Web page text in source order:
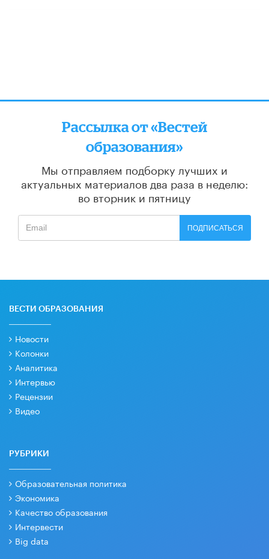
Рассылка от «Вестей
образования»
Мы отправляем подборку лучших и
актуальных материалов два раза в неделю:
во вторник и пятницу
ПОДПИСАТЬСЯ
ВЕСТИ ОБРАЗОВАНИЯ
Новости
Колонки
Аналитика
Интервью
Рецензии
Видео
РУБРИКИ
Образовательная политика
Экономика
Качество образования
Интервести
Big data